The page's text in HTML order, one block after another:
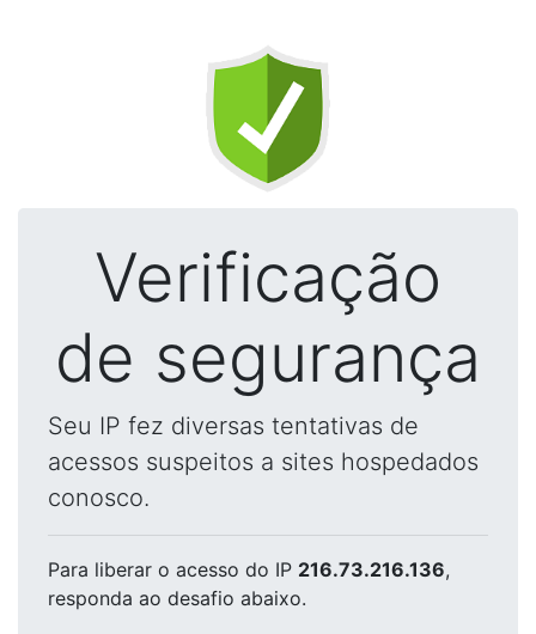
Verificação
de segurança
Seu IP fez diversas tentativas de
acessos suspeitos a sites hospedados
conosco.
Para liberar o acesso do IP 216.73.216.136,
responda ao desafio abaixo.